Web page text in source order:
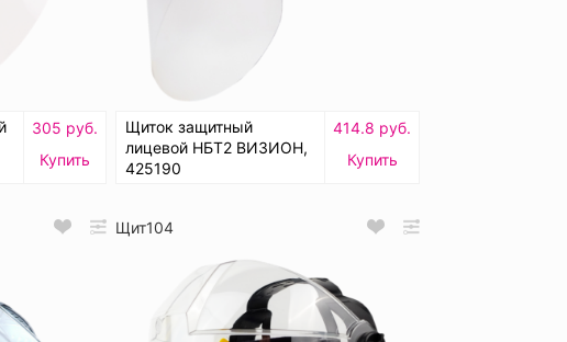
305 руб.
Купить
Щиток защитный
лицевой НБТ2 ВИЗИОН,
425190
414.8 руб.
Купить
Щит104